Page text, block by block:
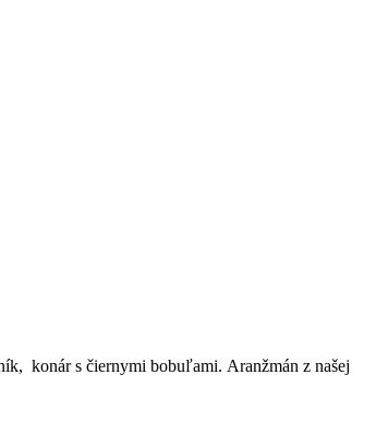
konár s čiernymi bobuľami. Aranžmán z našej